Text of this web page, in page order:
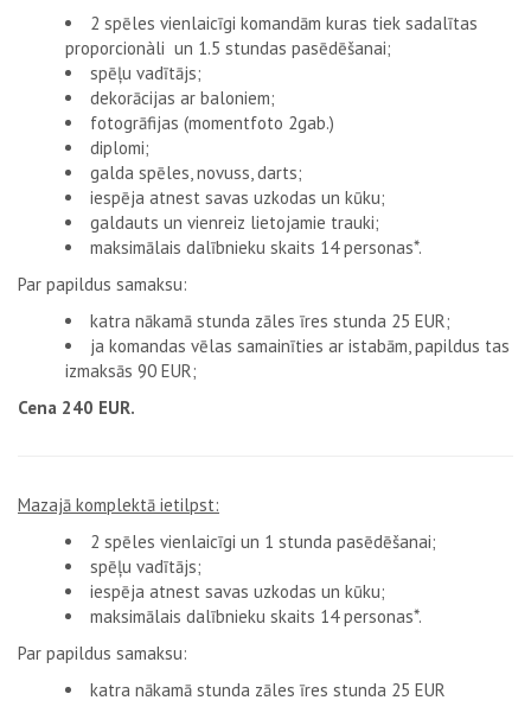
2 spēles vienlaicīgi komandām kuras tiek sadalītas
proporcionàli un 1.5 stundas pasēdēšanai;
spēļu vadītājs;
dekorācijas ar baloniem;
fotogrāfijas (momentfoto 2gab.)
diplomi;
galda spēles, novuss, darts;
iespēja atnest savas uzkodas un kūku;
galdauts un vienreiz lietojamie trauki;
maksimālais dalībnieku skaits 14 personas*.
Par papildus samaksu:
katra nākamā stunda zāles īres stunda 25 EUR;
ja komandas vēlas samainīties ar istabām, papildus tas
izmaksās 90 EUR;
Cena 240 EUR.
Mazajā komplektā ietilpst:
2 spēles vienlaicīgi un 1 stunda pasēdēšanai;
spēļu vadītājs;
iespēja atnest savas uzkodas un kūku;
maksimālais dalībnieku skaits 14 personas*.
Par papildus samaksu:
katra nākamā stunda zāles īres stunda 25 EUR